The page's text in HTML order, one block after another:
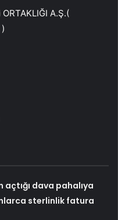
ORTAKLIĞI A.Ş.(
açtığı dava pahalıya
sterlinlik fatura